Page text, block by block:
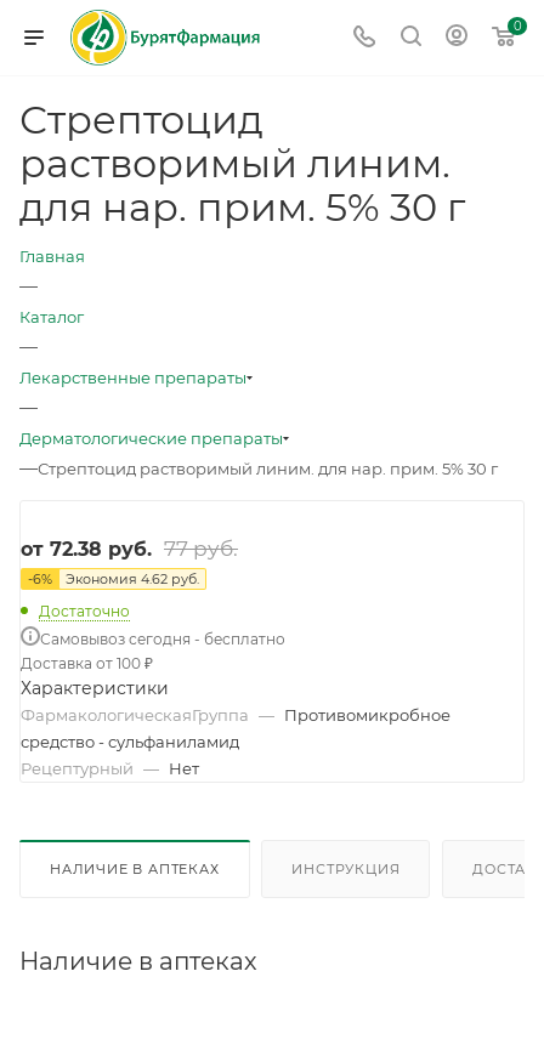
0
Стрептоцид
растворимый линим.
для нар. прим. 5% 30 г
Главная
—
Каталог
—
Лекарственные препараты
—
Дерматологические препараты
—Стрептоцид растворимый линим. для нар. прим. 5% 30 г
от 72.38 руб. 77 руб.
-6% Экономия 4.62 руб.
Достаточно
Самовывоз сегодня - бесплатно
Доставка от 100 ₽
Характеристики
ФармакологическаяГруппа — Противомикробное
средство - сульфаниламид
Рецептурный — Нет
НАЛИЧИЕ В АПТЕКАХ ИНСТРУКЦИЯ
Наличие в аптеках